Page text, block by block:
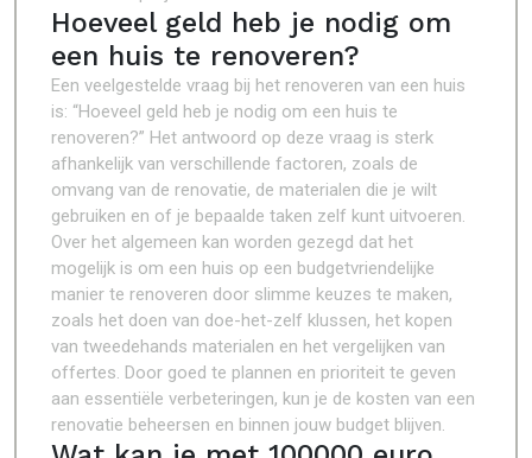
Hoeveel geld heb je nodig om
een huis te renoveren?
Een veelgestelde vraag bij het renoveren van een huis
is: “Hoeveel geld heb je nodig om een huis te
renoveren?” Het antwoord op deze vraag is sterk
afhankelijk van verschillende factoren, zoals de
omvang van de renovatie, de materialen die je wilt
gebruiken en of je bepaalde taken zelf kunt uitvoeren.
Over het algemeen kan worden gezegd dat het
mogelijk is om een huis op een budgetvriendelijke
manier te renoveren door slimme keuzes te maken,
zoals het doen van doe-het-zelf klussen, het kopen
van tweedehands materialen en het vergelijken van
offertes. Door goed te plannen en prioriteit te geven
aan essentiële verbeteringen, kun je de kosten van een
renovatie beheersen en binnen jouw budget blijven.